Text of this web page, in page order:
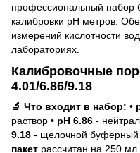
профессиональный набор
калибровки pH метров.
измерений кислотности
лабораториях.
Калибровочные
4.01/6.86/9.18
🔬 Что входит в набор: •
раствор • pH 6.86 -
9.18 - щелочной буферный
пакет рассчитан на 250 мл